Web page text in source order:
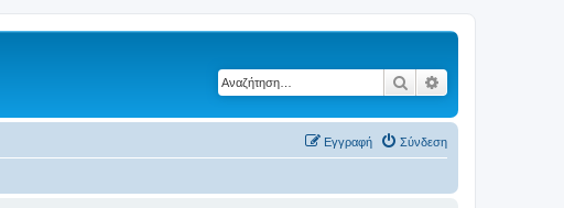
Αναζήτηση
Σύνδεση
Εγγραφή